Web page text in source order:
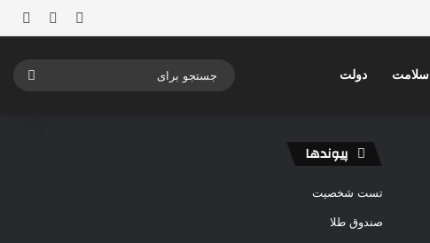
ورود نوشته
سلامت دولت
پیوندها
تست شخصیت
صندوق طلا